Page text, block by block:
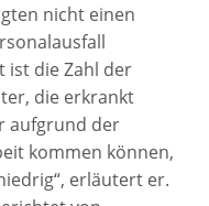
nicht einen
ist die Zahl der
die erkrankt
aufgrund der
kommen können,
erläutert er.